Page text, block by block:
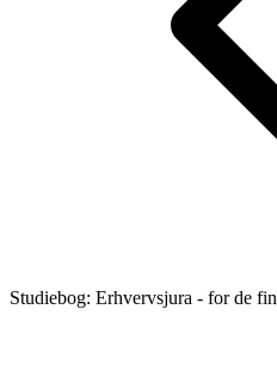
Studiebog: Erhvervsjura - for de